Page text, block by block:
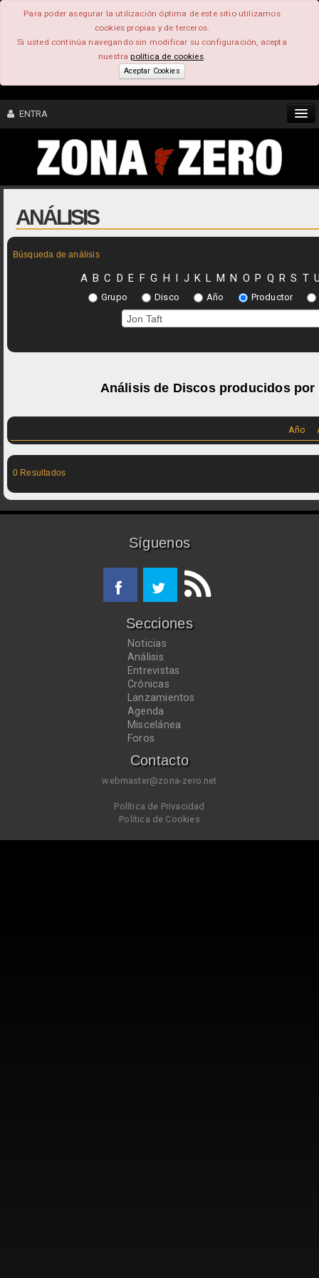
Para poder asegurar la utilización óptima de este sitio utilizamos
cookies propias y de terceros.
Si usted continúa navegando sin modificar su configuración, acepta
nuestrapolítica de cookies.
Aceptar Cookies
ENTRA
CONTENIDO
COMUNIDAD
FEEEDBACK
ANÁLISIS
Búsqueda de análisis
A B C D E F G H I J K L M N O P Q R S T
Grupo Disco Año Productor
Análisis de Discos producidos
Año
0 Resultados
Síguenos
Secciones
Noticias
Análisis
Entrevistas
Crónicas
Lanzamientos
Agenda
Miscelánea
Foros
Contacto
webmaster@zona-zero.net
Política de Privacidad
Política de Cookies